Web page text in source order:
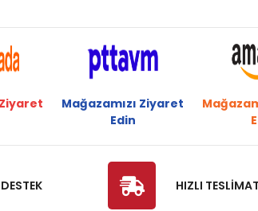
Mağazamızı Ziyaret
Edin
HIZLI TESLİMAT